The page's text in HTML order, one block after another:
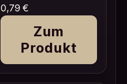
0,79€
Zum
Produkt